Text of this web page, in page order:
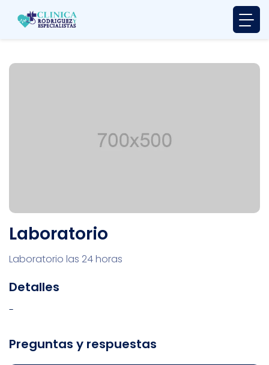
Laboratorio
Laboratorio las 24 horas
Detalles
-
Preguntas y respuestas